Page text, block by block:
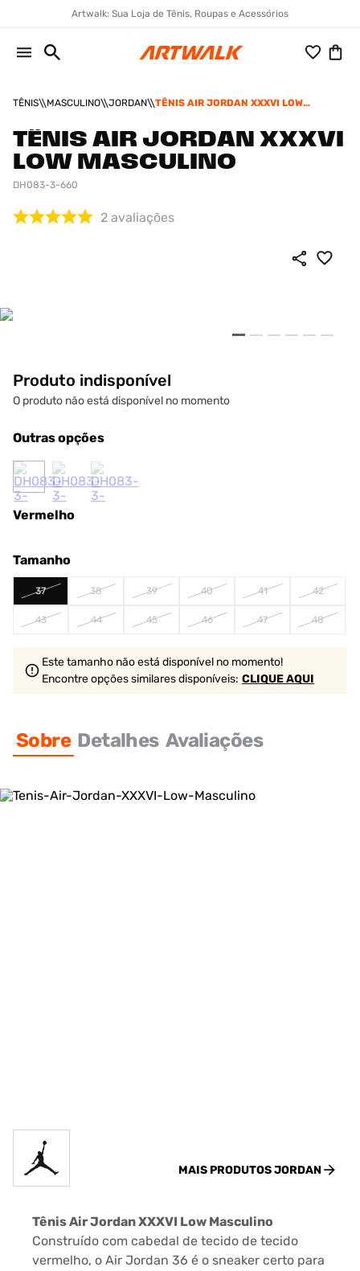
Artwalk: Sua Loja de Tênis, Roupas e Acessórios
TÊNIS MASCULINO JORDAN
TÊNIS AIR JORDAN XXXVI LOW
TÊNIS AIR JORDAN XXXVI
LOW MASCULINO
DH083-3-660
2 avaliações
Produto indisponível
O produto não está disponível no momento
Outras opções
Vermelho
Tamanho
37 38 39 40 41 42
43 44 45 46 47 48
Este tamanho não está disponível no momento!
Encontre opções similaresdisponíveis: CLIQUE AQUI
Sobre Detalhes Avaliações
MAIS PRODUTOSJORDAN
Tênis Air Jordan XXXVI Low Masculino
Construído com cabedal de tecido de tecido
vermelho, o Air Jordan 36 é o sneaker certo para